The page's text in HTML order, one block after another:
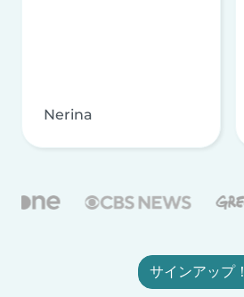
Nerina
サインアップ！